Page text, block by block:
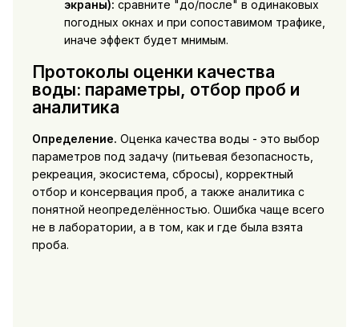
экраны): сравните "до/после" в одинаковых
погодных окнах и при сопоставимом трафике,
иначе эффект будет мнимым.
Протоколы оценки качества
воды: параметры, отбор проб и
аналитика
Определение. Оценка качества воды - это выбор
параметров под задачу (питьевая безопасность,
рекреация, экосистема, сбросы), корректный
отбор и консервация проб, а также аналитика с
понятной неопределённостью. Ошибка чаще всего
не в лаборатории, а в том, как и где была взята
проба.